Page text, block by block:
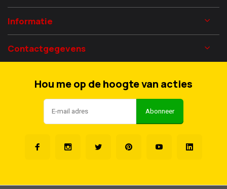
Informatie
Contactgegevens
Hou me op de hoogte van acties
Abonneer